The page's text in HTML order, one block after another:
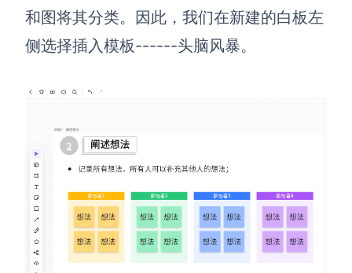
AI生成安索夫矩阵
AI生成Grow模型
模板社区
企业服务
私有化部署
管理功能定制 · 专业部署方案
客户案例
和图将其分类。因此，我们在新建的白板左
侧选择插入模板------头脑风暴。